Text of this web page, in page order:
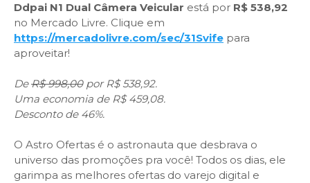
Ddpai N1 Dual Câmera Veicular está por R$ 538,92
no Mercado Livre. Clique em
https://mercadolivre.com/sec/31Svife para
aproveitar!
DeR$ 998,00por R$ 538,92.
Uma economia de R$ 459,08.
Desconto de 46%.
O Astro Ofertas é o astronauta que desbrava o
universo das promoções pra você! Todos os dias, ele
garimpa as melhores ofertas do varejo digital e